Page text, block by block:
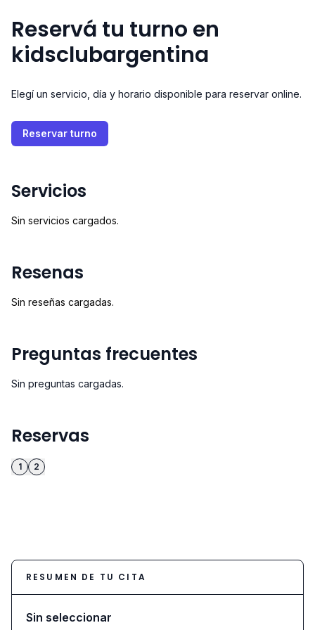
Reservá tu turno en
kidsclubargentina
Elegí un servicio, día y horario disponible para reservar online.
Reservar turno
Servicios
Sin servicios cargados.
Resenas
Sin reseñas cargadas.
Preguntas frecuentes
Sin preguntas cargadas.
Reservas
1 2
RESUMEN DE TU CITA
Sin seleccionar